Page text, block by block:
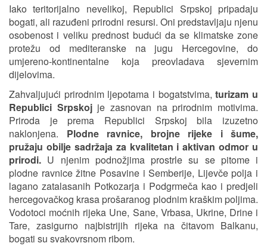
Iako teritorijalno nevelikoj, Republici Srpskoj pripadaju
bogati, ali razuđeni prirodni resursi. Oni predstavljaju njenu
osobenost i veliku prednost budući da se klimatske zone
protežu od mediteranske na jugu Hercegovine, do
umjereno-kontinentalne koja preovladava sjevernim
dijelovima.
Zahvaljujući prirodnim ljepotama i bogatstvima,turizam u
Republici Srpskojje zasnovan na prirodnim motivima.
Priroda je prema Republici Srpskoj bila izuzetno
naklonjena. Plodne ravnice, brojne rijeke i šume,
pružaju obilje sadržaja za kvalitetan i aktivan odmor u
prirodi. U njenim podnožjima prostrle su se pitome i
plodne ravnice žitne Posavine i Semberije, Lijevče polja i
lagano zatalasanih Potkozarja i Podgrmeča kao i predjeli
hercegovačkog krasa prošaranog plodnim kraškim poljima.
Vodotoci moćnih rijeka Une, Sane, Vrbasa, Ukrine, Drine i
Tare, zasigurno najbistrijih rijeka na čitavom Balkanu,
bogati su svakovrsnom ribom.